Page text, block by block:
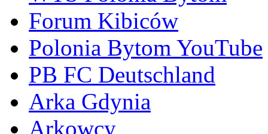
Forum Kibiców
Polonia Bytom YouTube
PB FC Deutschland
Arka Gdynia
Arkowcy